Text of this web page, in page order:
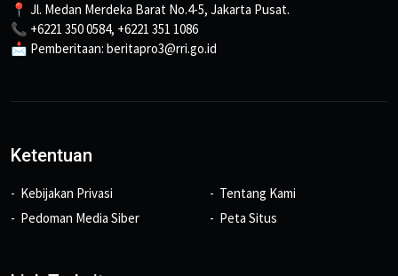
📍 Jl. Medan Merdeka Barat No.4-5, Jakarta Pusat.
📞 +6221 350 0584, +6221 351 1086
📩 Pemberitaan: beritapro3@rri.go.id
Ketentuan
Kebijakan Privasi
Pedoman Media Siber
Tentang Kami
Peta Situs